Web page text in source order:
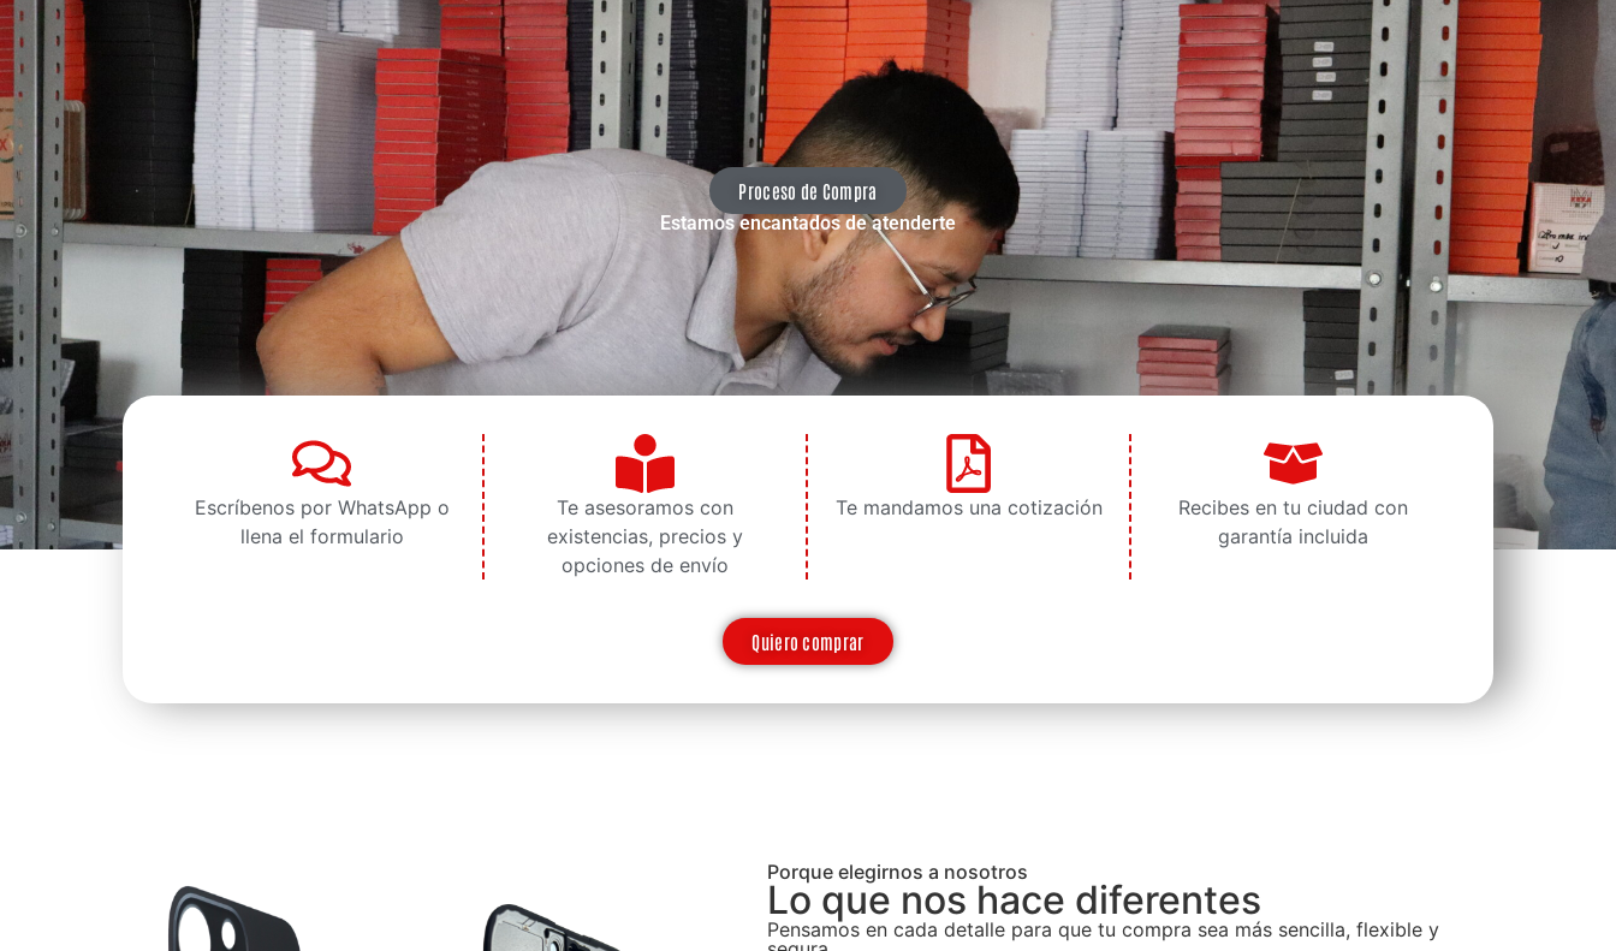
Proceso de Compra
Estamos encantados de atenderte
Escríbenos por WhatsApp o
llena el formulario
Te asesoramos con
existencias, precios y
opciones de envío
Te mandamos una cotización
Recibes en tu ciudad con
garantía incluida
Quiero comprar
Porque elegirnos a nosotros
Lo que nos hace diferentes
Pensamos en cada detalle para que tu compra sea más sencilla, flexible y